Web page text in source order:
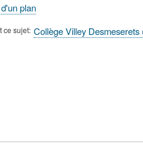
plan
ce sujet Collège Villey